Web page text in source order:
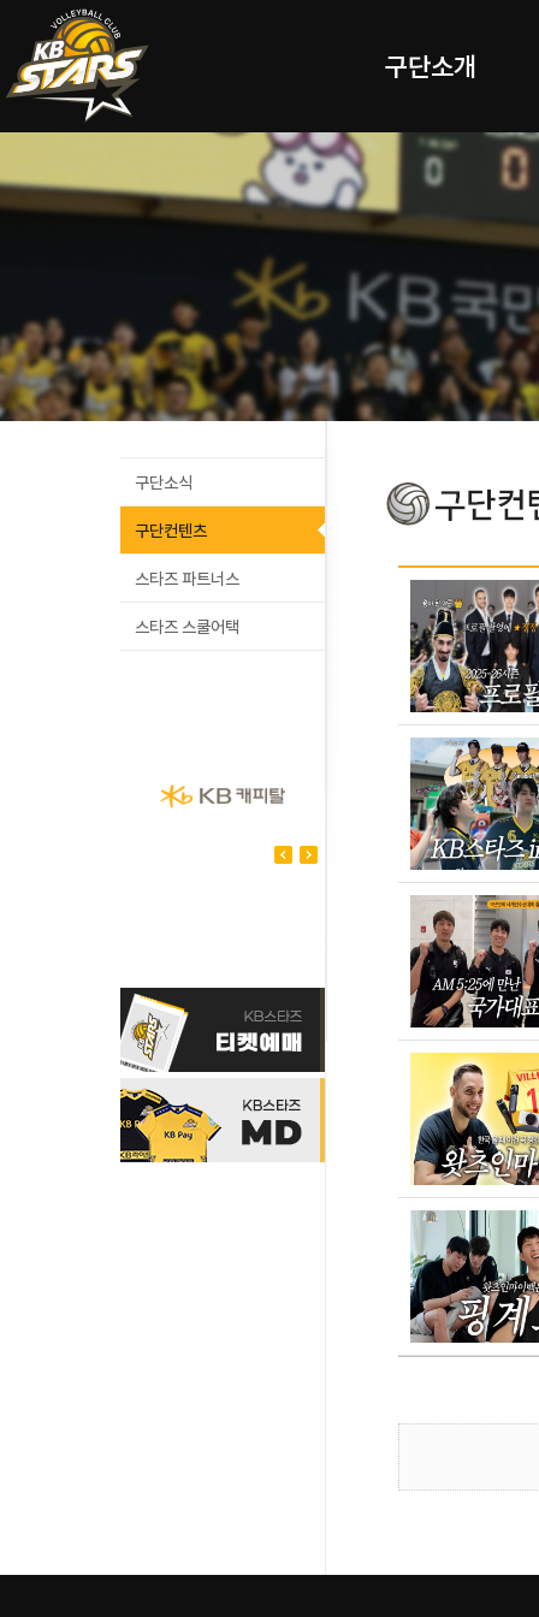
구단소개
구단소식
구단컨텐츠
스타즈 파트너스
스타즈 스쿨어택